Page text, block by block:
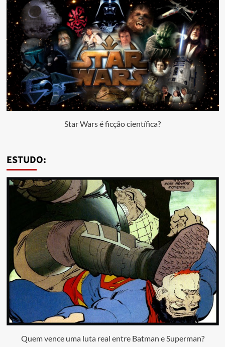
Star Wars é ficção científica?
ESTUDO:
Quem vence uma luta real entre Batman e Superman?